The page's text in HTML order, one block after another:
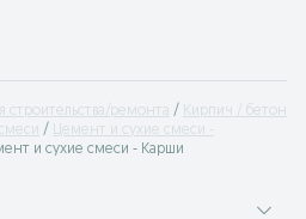
строительства/ремонта
Кирпич / бетон
Цемент и сухие смеси -
и сухие смеси - Карши